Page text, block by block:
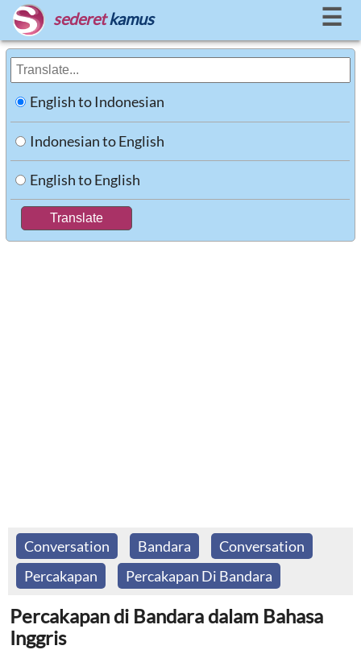
sederet kamus ☰
English to Indonesian
Indonesian to English
English to English
Conversation Bandara
Conversation
Percakapan
Percakapan Di Bandara
Percakapan di Bandara dalam Bahasa
Inggris